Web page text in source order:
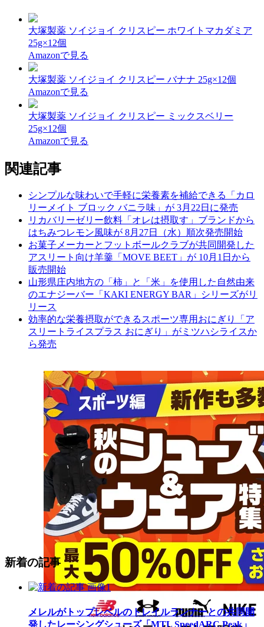
大塚製薬 ソイジョイ クリスピー ホワイトマカダミア
25g×12個
Amazonで見る
大塚製薬 ソイジョイ クリスピー バナナ 25g×12個
Amazonで見る
大塚製薬 ソイジョイ クリスピー ミックスベリー
25g×12個
Amazonで見る
関連記事
シンプルな味わいで手軽に栄養素を補給できる「カロ
リーメイト ブロック バニラ味」が 3月22日に発売
リカバリーゼリー飲料「オレは摂取す」ブランドから
はちみつレモン風味が 8月27日（水）順次発売開始
お菓子メーカーとフットボールクラブが共同開発した
アスリート向け羊羹「MOVE BEET」が 10月1日から
販売開始
山形県庄内地方の「柿」と「米」を使用した自然由来
のエナジーバー「KAKI ENERGY BAR」シリーズがリ
リース
効率的な栄養摂取ができるスポーツ専用おにぎり「ア
スリートライスプラス おにぎり」がミツハシライスか
ら発売
新着の記事
メレルがトップレベルのトレイルランナーとの共同開
発したレーシングシューズ「MTL SpeedARC Peak」